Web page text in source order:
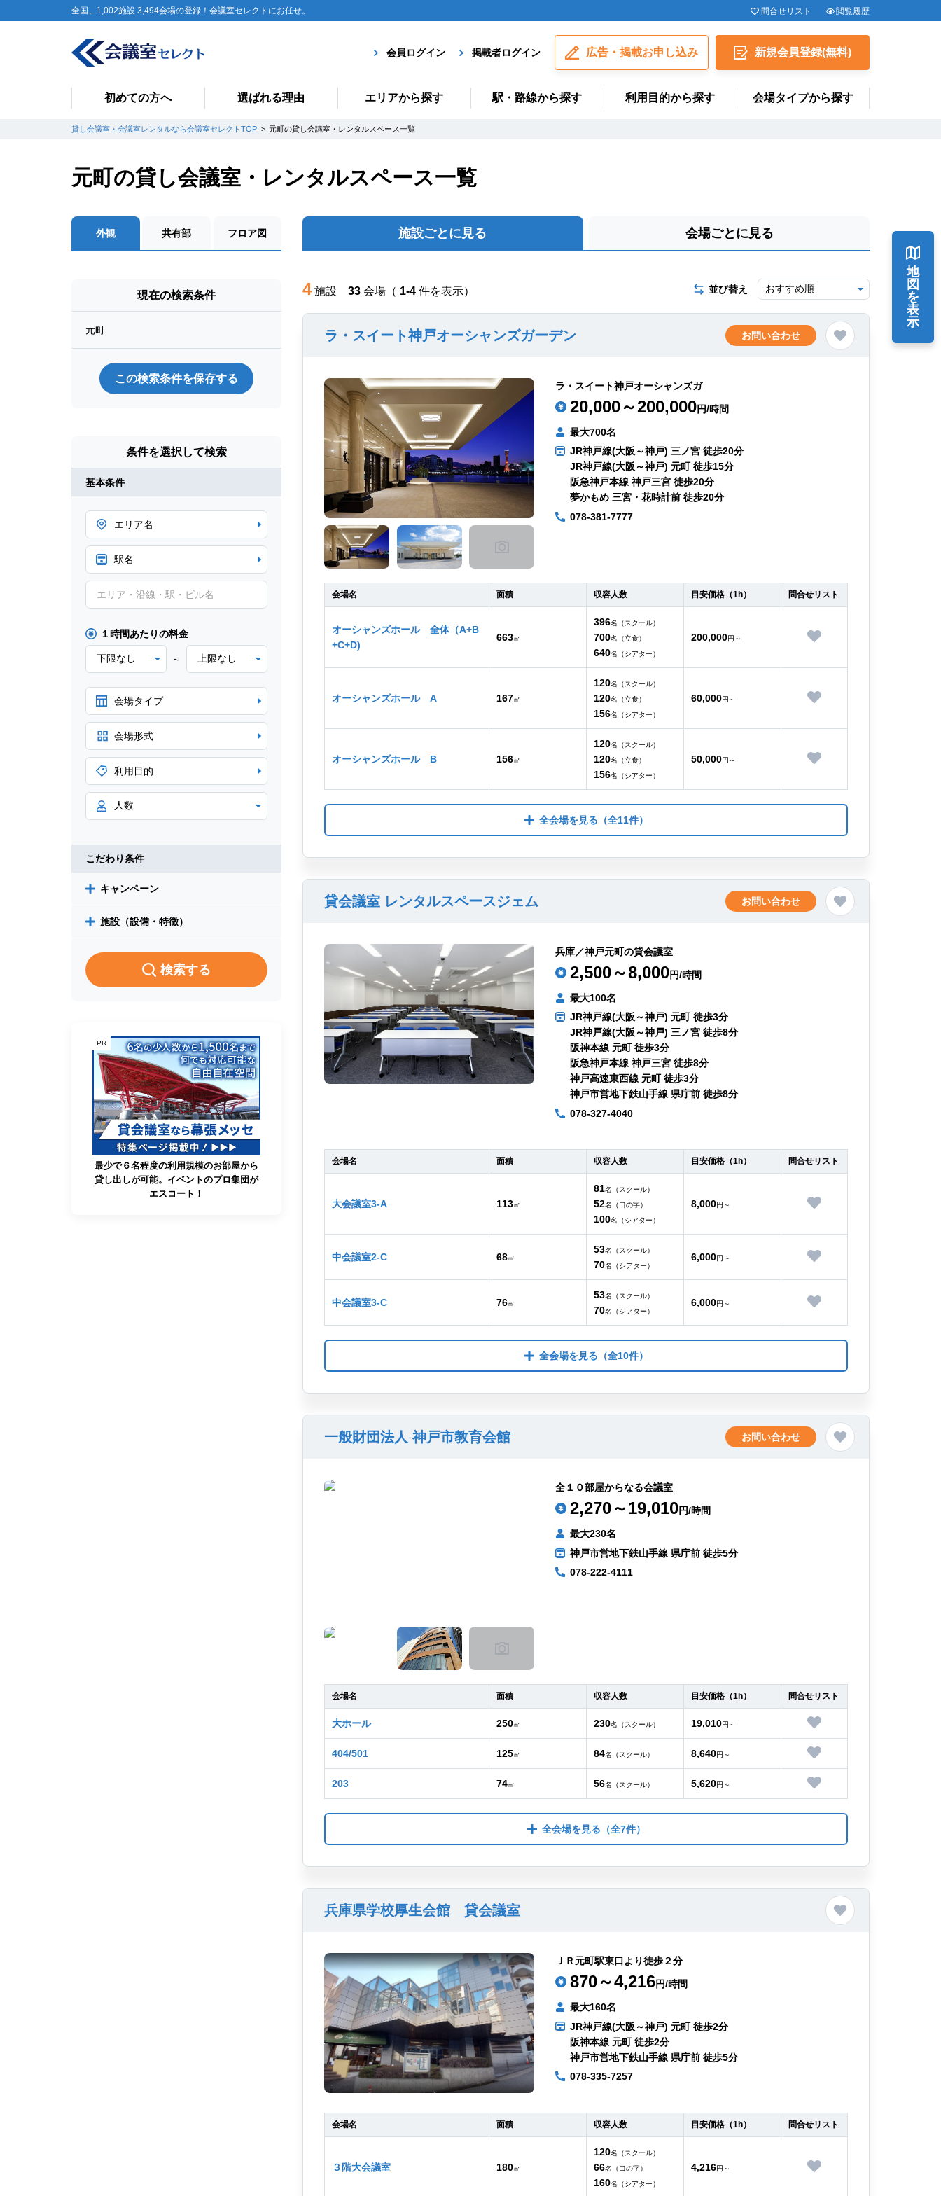
全国、1,002施設 3,494会場の登録！会議室セレクトにお任せ。 問合せリスト 閲覧履歴
会員ログイン 掲載者ログイン 広告・揭載お申し込み 新規会員登録(無料)
初めての方へ 選ばれる理由 エリアから探す 駅・路線から探す 利用目的から探す 会場タイプから探す
貸し会議室・会議室レンタルなら会議室セレクトTOP 元町の貸し会議室・レンタルスペース一覧
元町の貸し会議室・レンタルスペース一覧
外観 共有部 フロア図
現在の検索条件
元町
この検索条件を保存する
条件を選択して検索
基本条件
エリア名
駅名
１時間あたりの料金
～
会場タイプ
会場形式
利用目的
こだわり条件
キャンペーン
施設（設備・特徴）
検索する
PR
最少で６名程度の利用規模のお部屋から
貸し出しが可能。イベントのプロ集団が
エスコート！
施設ごとに見る 会場ごとに見る
4施設 33 会場（ 1-4 件を表示） 並び替え
ラ・スイート神戸オーシャンズガーデン お問い合わせ
ラ・スイート神戸オーシャンズガ
20,000～200,000円/時間
最大700名
JR神戸線(大阪～神戸) 三ノ宮 徒歩20分
JR神戸線(大阪～神戸) 元町 徒歩15分
阪急神戸本線 神戸三宮 徒歩20分
夢かもめ 三宮・花時計前 徒歩20分
078-381-7777
会場名 面積 収容人数 目安価格（1h） 問合せリスト
オーシャンズホール 全体（A+B
+C+D)
663㎡
396名（スクール）
700名（立食）
640名（シアター）
200,000円～
オーシャンズホール A 167㎡
120名（スクール）
120名（立食）
156名（シアター）
60,000円～
オーシャンズホール B 156㎡
120名（スクール）
120名（立食）
156名（シアター）
50,000円～
全会場を見る （全11件）
貸会議室 レンタルスペースジェム お問い合わせ
兵庫／神戸元町の貸会議室
2,500～8,000円/時間
最大100名
JR神戸線(大阪～神戸) 元町 徒歩3分
JR神戸線(大阪～神戸) 三ノ宮 徒歩8分
阪神本線 元町 徒歩3分
阪急神戸本線 神戸三宮 徒歩8分
神戸高速東西線 元町 徒歩3分
神戸市営地下鉄山手線 県庁前 徒歩8分
078-327-4040
会場名 面積 収容人数 目安価格（1h） 問合せリスト
大会議室3-A 113㎡
81名（スクール）
52名（口の字）
100名（シアター）
8,000円～
中会議室2-C 68㎡
53名（スクール）
70名（シアター）
6,000円～
中会議室3-C 76㎡
53名（スクール）
70名（シアター）
6,000円～
全会場を見る （全10件）
一般財団法人 神戸市教育会館 お問い合わせ
全１０部屋からなる会議室
2,270～19,010円/時間
最大230名
神戸市営地下鉄山手線 県庁前 徒歩5分
078-222-4111
会場名 面積 収容人数 目安価格（1h） 問合せリスト
大ホール 250㎡ 230名（スクール） 19,010円～
404/501 125㎡ 84名（スクール） 8,640円～
203 74㎡ 56名（スクール） 5,620円～
全会場を見る （全7件）
兵庫県学校厚生会館 貸会議室
ＪＲ元町駅東口より徒歩２分
870～4,216円/時間
最大160名
JR神戸線(大阪～神戸) 元町 徒歩2分
阪神本線 元町 徒歩2分
神戸市営地下鉄山手線 県庁前 徒歩5分
078-335-7257
会場名 面積 収容人数 目安価格（1h） 問合せリスト
３階大会議室 180㎡
120名（スクール）
66名（口の字）
160名（シアター）
4,216円～
地
図
を
表
示